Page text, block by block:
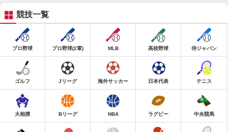
競技一覧
プロ野球 プロ野球(2軍) MLB 高校野球 侍ジャパン
ゴルフ Jリーグ 海外サッカー 日本代表 テニス
大相撲 Bリーグ NBA ラグビー 中央競馬